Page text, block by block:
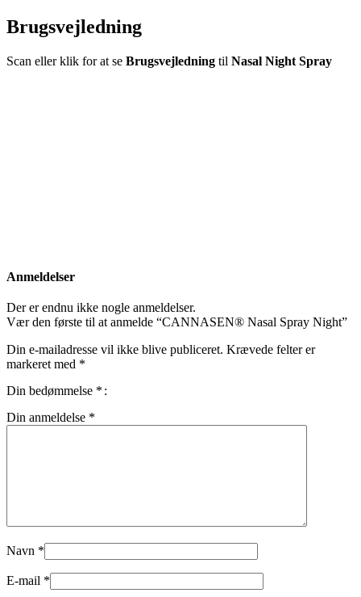
Brugsvejledning
Scan eller klik for at se Brugsvejledning til Nasal Night Spray
Anmeldelser
Der er endnu ikke nogle anmeldelser.
Vær den første til at anmelde “CANNASEN® Nasal Spray Night”
Din e-mailadresse vil ikke blive publiceret. Krævede felter er
markeret med *
Din bedømmelse *
Din anmeldelse *
Navn *
E-mail *